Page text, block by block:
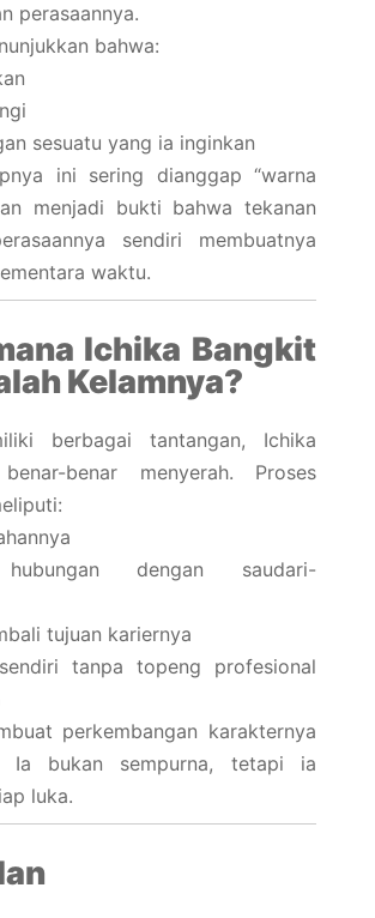
perasaannya.
bahwa:
sesuatu yang ia inginkan
ini sering dianggap “warna
menjadi bukti bahwa tekanan
sendiri membuatnya
waktu.
Ichika Bangkit
Kelamnya?
berbagai tantangan, Ichika
benar menyerah. Proses
hubungan dengan saudari-
tujuan kariernya
tanpa topeng profesional
perkembangan karakternya
Ia bukan sempurna, tetapi ia
luka.